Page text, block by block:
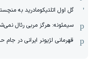
گل اول اتلتیکومادرید به
سیمئونه: هرگز مربی رئال
قهرمانی لژیونر ایرانی در جام